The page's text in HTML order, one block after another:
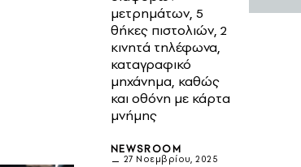
μετρημάτων, 5
θήκες πιστολιών, 2
κινητά τηλέφωνα,
καταγραφικό
μηχάνημα, καθώς
και οθόνη με κάρτα
μνήμης
NEWSROOM
27 Νοεμβρίου, 2025